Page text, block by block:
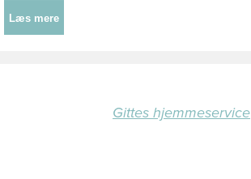
Læs mere
Gittes hjemmeservice